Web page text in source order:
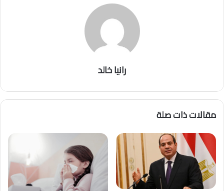
رانيا خالد
مقالات ذات صلة